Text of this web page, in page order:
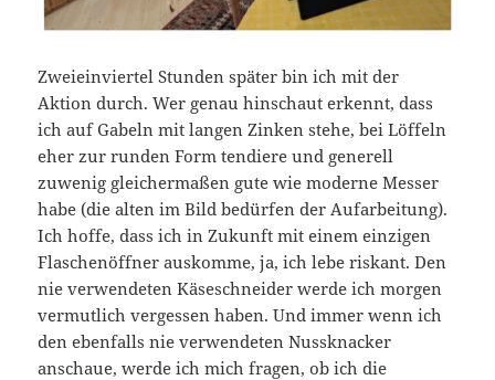
Zweieinviertel Stunden später bin ich mit der
Aktion durch. Wer genau hinschaut erkennt, dass
ich auf Gabeln mit langen Zinken stehe, bei Löffeln
eher zur runden Form tendiere und generell
zuwenig gleichermaßen gute wie moderne Messer
habe (die alten im Bild bedürfen der Aufarbeitung).
Ich hoffe, dass ich in Zukunft mit einem einzigen
Flaschenöffner auskomme, ja, ich lebe riskant. Den
nie verwendeten Käseschneider werde ich morgen
vermutlich vergessen haben. Und immer wenn ich
den ebenfalls nie verwendeten Nussknacker
anschaue, werde ich mich fragen, ob ich die